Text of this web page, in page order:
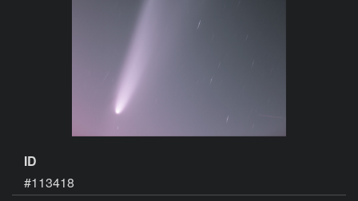
ID
#113418